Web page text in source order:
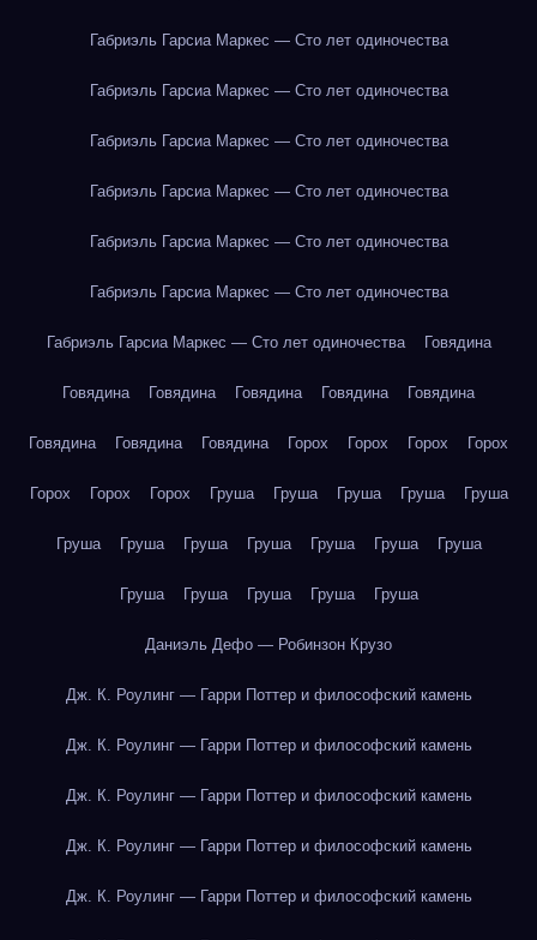
Габриэль Гарсиа Маркес — Сто лет одиночества
Габриэль Гарсиа Маркес — Сто лет одиночества
Габриэль Гарсиа Маркес — Сто лет одиночества
Габриэль Гарсиа Маркес — Сто лет одиночества
Габриэль Гарсиа Маркес — Сто лет одиночества
Габриэль Гарсиа Маркес — Сто лет одиночества
Габриэль Гарсиа Маркес — Сто лет одиночества Говядина
Говядина Говядина Говядина Говядина Говядина
Говядина Говядина Говядина Горох Горох Горох Горох
Горох Горох Горох Груша Груша Груша Груша Груша
Груша Груша Груша Груша Груша Груша Груша
Груша Груша Груша Груша Груша
Даниэль Дефо — Робинзон Крузо
Дж. К. Роулинг — Гарри Поттер и философский камень
Дж. К. Роулинг — Гарри Поттер и философский камень
Дж. К. Роулинг — Гарри Поттер и философский камень
Дж. К. Роулинг — Гарри Поттер и философский камень
Дж. К. Роулинг — Гарри Поттер и философский камень